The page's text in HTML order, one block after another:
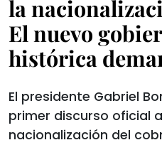
la
El nuevo
histórica
El presidente Gabriel
primer discurso oficial
nacionalización del